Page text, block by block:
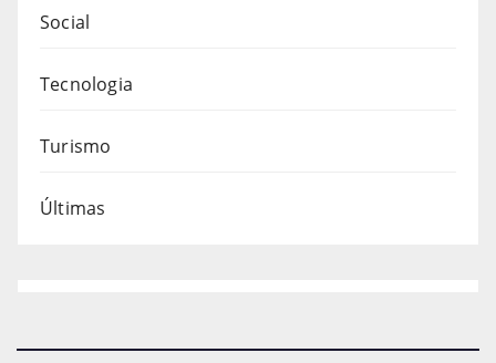
Social
Tecnologia
Turismo
Últimas